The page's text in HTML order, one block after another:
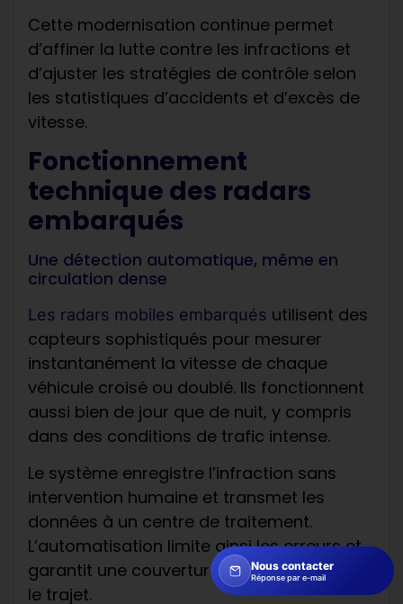
Cette modernisation continue permet
d’affiner la lutte contre les infractions et
d’ajuster les stratégies de contrôle selon
les statistiques d’accidents et d’excès de
vitesse.
Fonctionnement
technique des radars
embarqués
Une détection automatique, même en
circulation dense
Les radars mobiles embarqués utilisent des
capteurs sophistiqués pour mesurer
instantanément la vitesse de chaque
véhicule croisé ou doublé. Ils fonctionnent
aussi bien de jour que de nuit, y compris
dans des conditions de trafic intense.
Le système enregistre l’infraction sans
intervention humaine et transmet les
données à un centre de traitement.
L’automatisation limite ainsi les erreurs et
garantit une couverture maximale sur tout
le trajet.
Nous contacter
Réponse par e-mail